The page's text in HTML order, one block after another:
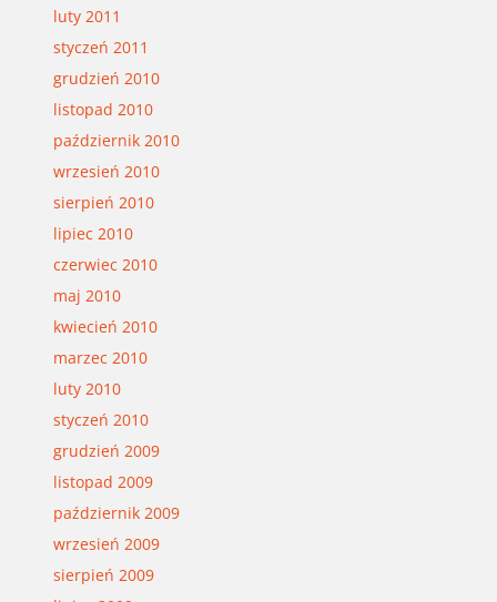
luty 2011
styczeń 2011
grudzień 2010
listopad 2010
październik 2010
wrzesień 2010
sierpień 2010
lipiec 2010
czerwiec 2010
maj 2010
kwiecień 2010
marzec 2010
luty 2010
styczeń 2010
grudzień 2009
listopad 2009
październik 2009
wrzesień 2009
sierpień 2009